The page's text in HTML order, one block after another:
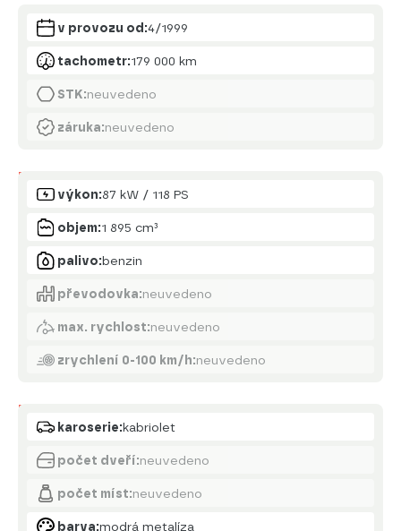
v provozu od:4/1999
tachometr:179 000 km
STK:neuvedeno
záruka:neuvedeno
Motor
výkon:87 kW / 118 PS
objem:1 895 cm³
palivo:benzin
převodovka:neuvedeno
max. rychlost:neuvedeno
zrychlení 0-100 km/h:neuvedeno
Karoserie
karoserie:kabriolet
počet dveří:neuvedeno
počet míst:neuvedeno
barva:modrá metalíza